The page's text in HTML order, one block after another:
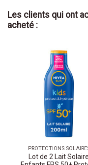
Les clients qui ont
acheté :
PROTECTIONS
Lot de 2 Lait Solaire